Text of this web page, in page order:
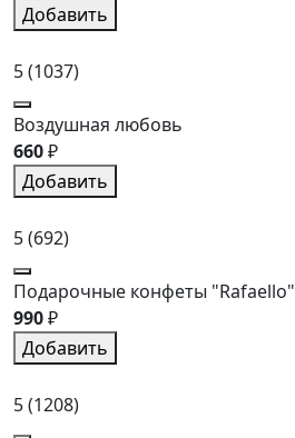
Добавить
5(1037)
Воздушная любовь
660₽
Добавить
5(692)
Подарочные конфеты "Rafaello"
990₽
Добавить
5(1208)